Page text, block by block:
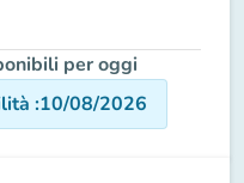
per oggi
:10/08/2026